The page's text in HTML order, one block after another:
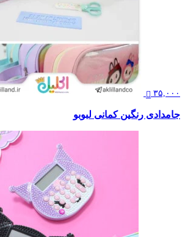
۳۵,۰۰۰
جامدادی رنگین کمانی لبوبو